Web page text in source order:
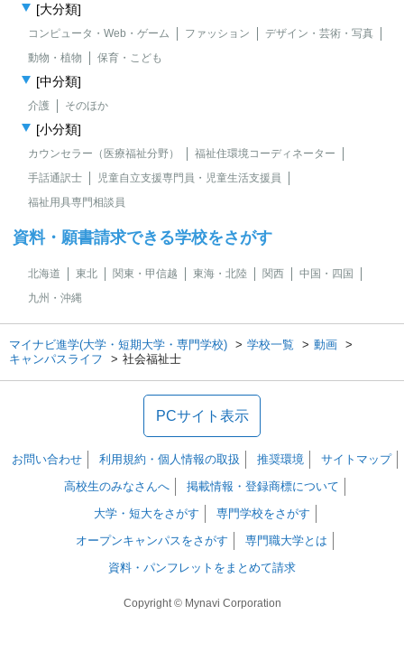
[大分類]
コンピュータ・Web・ゲーム ファッション
デザイン・芸術・写真
動物・植物
保育・こども
[中分類]
介護 そのほか
[小分類]
カウンセラー（医療福祉分野）
福祉住環境コーディネーター
手話通訳士
児童自立支援専門員・児童生活支援員
福祉用具専門相談員
資料・願書請求できる学校をさがす
北海道 東北 関東・甲信越 東海・北陸 関西
中国・四国
九州・沖縄
マイナビ進学(大学・短期大学・専門学校) 学校一覧
動画
キャンパスライフ
社会福祉士
PCサイト表示
お問い合わせ 利用規約・個人情報の取扱 推奨環境
サイトマップ
高校生のみなさんへ
掲載情報・登録商標について
大学・短大をさがす
専門学校をさがす
オープンキャンパスをさがす
専門職大学とは
資料・パンフレットをまとめて請求
Copyright © Mynavi Corporation